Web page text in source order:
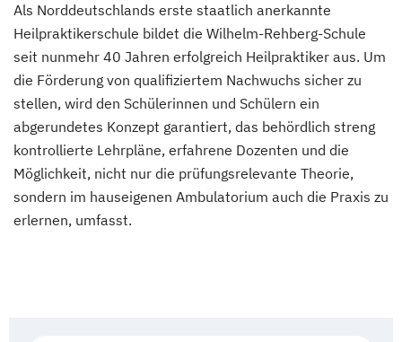
Als Norddeutschlands erste staatlich anerkannte
Heilpraktikerschule bildet die Wilhelm-Rehberg-Schule
seit nunmehr 40 Jahren erfolgreich Heilpraktiker aus. Um
die Förderung von qualifiziertem Nachwuchs sicher zu
stellen, wird den Schülerinnen und Schülern ein
abgerundetes Konzept garantiert, das behördlich streng
kontrollierte Lehrpläne, erfahrene Dozenten und die
Möglichkeit, nicht nur die prüfungsrelevante Theorie,
sondern im hauseigenen Ambulatorium auch die Praxis zu
erlernen, umfasst.